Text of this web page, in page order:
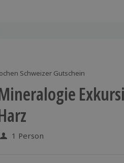
Schweizer Gutschein
1 Person